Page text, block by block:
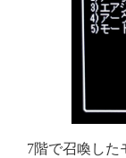
7階で召喚した